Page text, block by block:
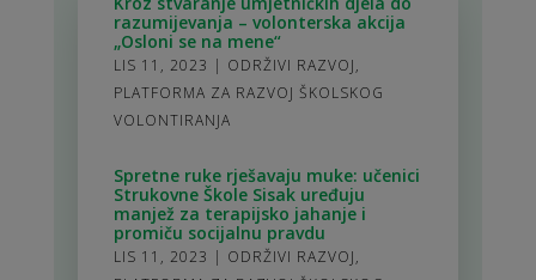
razumijevanja – volonterska akcija
„Osloni se na mene“
LIS 11, 2023 | ODRŽIVI RAZVOJ,
PLATFORMA ZA RAZVOJ ŠKOLSKOG
VOLONTIRANJA
Spretne ruke rješavaju muke: učenici
Strukovne Škole Sisak uređuju
manjež za terapijsko jahanje i
promiču socijalnu pravdu
LIS 11, 2023 | ODRŽIVI RAZVOJ,